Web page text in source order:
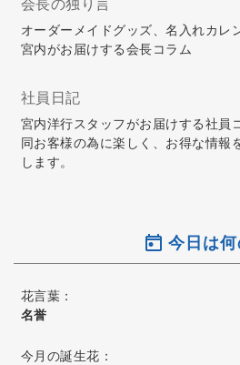
会長の独り言
オーダーメイドグッズ、名入れカレ
宮内がお届けする会長コラム
社員日記
宮内洋行スタッフがお届けする社員
同お客様の為に楽しく、お得な情報
します。
今日は何
花言葉：
名誉
今月の誕生花：